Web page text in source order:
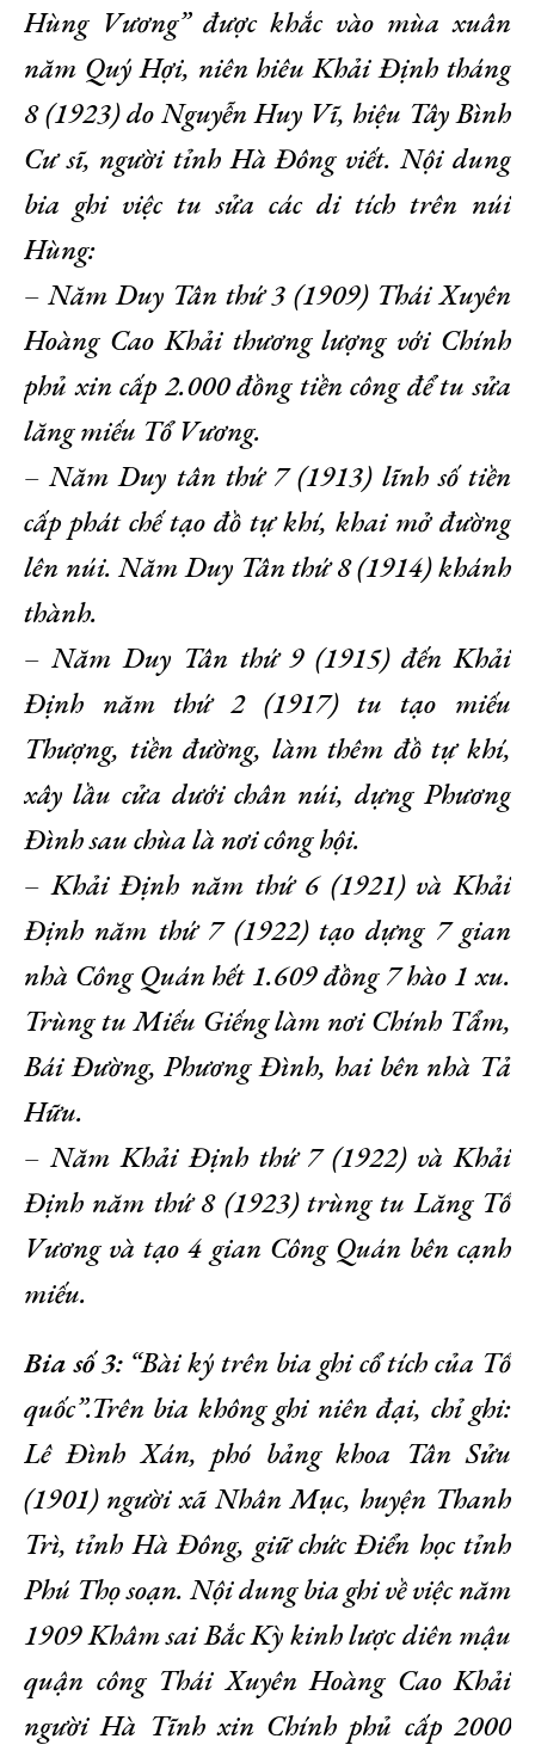
Hùng Vương” được khắc vào mùa xuân
năm Quý Hợi, niên hiêu Khải Định tháng
8 (1923) do Nguyễn Huy Vĩ, hiệu Tây Bình
Cư sĩ, người tỉnh Hà Đông viết. Nội dung
bia ghi việc tu sửa các di tích trên núi
Hùng:
– Năm Duy Tân thứ 3 (1909) Thái Xuyên
Hoàng Cao Khải thương lượng với Chính
phủ xin cấp 2.000 đồng tiền công để tu sửa
lăng miếu Tổ Vương.
– Năm Duy tân thứ 7 (1913) lĩnh số tiền
cấp phát chế tạo đồ tự khí, khai mở đường
lên núi. Năm Duy Tân thứ 8 (1914) khánh
thành.
– Năm Duy Tân thứ 9 (1915) đến Khải
Định năm thứ 2 (1917) tu tạo miếu
Thượng, tiền đường, làm thêm đồ tự khí,
xây lầu cửa dưới chân núi, dựng Phương
Đình sau chùa là nơi công hội.
– Khải Định năm thứ 6 (1921) và Khải
Định năm thứ 7 (1922) tạo dựng 7 gian
nhà Công Quán hết 1.609 đồng 7 hào 1 xu.
Trùng tu Miếu Giếng làm nơi Chính Tẩm,
Bái Đường, Phương Đình, hai bên nhà Tả
Hữu.
– Năm Khải Định thứ 7 (1922) và Khải
Định năm thứ 8 (1923) trùng tu Lăng Tổ
Vương và tạo 4 gian Công Quán bên cạnh
miếu.
Bia số 3:“Bài ký trên bia ghi cổ tích của Tổ
quốc”.Trên bia không ghi niên đại, chỉ ghi:
Lê Đình Xán, phó bảng khoa Tân Sửu
(1901) người xã Nhân Mục, huyện Thanh
Trì, tỉnh Hà Đông, giữ chức Điển học tỉnh
Phú Thọ soạn. Nội dung bia ghi về việc năm
1909 Khâm sai Bắc Kỳ kinh lược diên mậu
quận công Thái Xuyên Hoàng Cao Khải
người Hà Tĩnh xin Chính phủ cấp 2000